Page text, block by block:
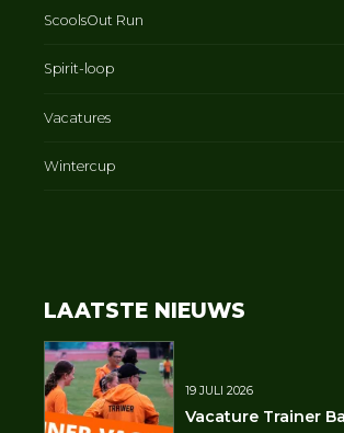
ScoolsOut Run
Spirit-loop
Vacatures
Wintercup
LAATSTE NIEUWS
19 JULI 2026
Vacature Trainer